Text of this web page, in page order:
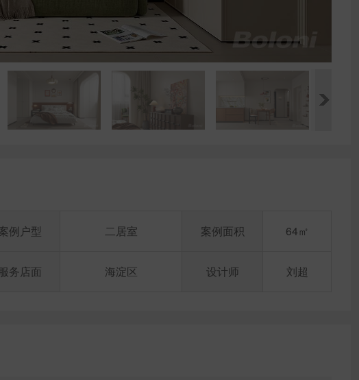
点击浏览下一张
例户型
务店面
二居室
海淀区
案例面积
设计师
64㎡
刘超